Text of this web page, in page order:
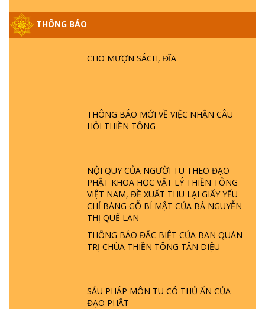
THÔNG BÁO
CHO MƯỢN SÁCH, ĐĨA
THÔNG BÁO MỚI VỀ VIỆC NHẬN CÂU
HỎI THIỀN TÔNG
NỘI QUY CỦA NGƯỜI TU THEO ĐẠO
PHẬT KHOA HỌC VẬT LÝ THIỀN TÔNG
VIỆT NAM, ĐỀ XUẤT THU LẠI GIẤY YẾU
CHỈ BẢNG GỖ BÍ MẬT CỦA BÀ NGUYỄN
THỊ QUẾ LAN
THÔNG BÁO ĐẶC BIỆT CỦA BAN QUẢN
TRỊ CHÙA THIỀN TÔNG TÂN DIỆU
SÁU PHÁP MÔN TU CÓ THỦ ẤN CỦA
ĐẠO PHẬT
HỘI GÌ? TỬ VÌ ĐẠO
PHẬT GIỚI CÓ THỜI GIAN KHÔNG? |
TTTD
LÀ AI? QUỶ SA TĂNG? | TTTD
GIẢI ĐÁP THIỀN TÔNG ĐẶC BIỆT P22 - TẠI
SAO TRÁI ĐẤT NHIỀU THIÊN TAI - LŨ LỤT
- HỎA HOẠN | TTTD